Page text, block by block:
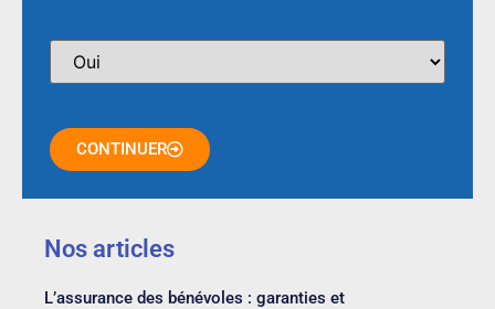
CONTINUER
Nos articles
L’assurance des bénévoles : garanties et